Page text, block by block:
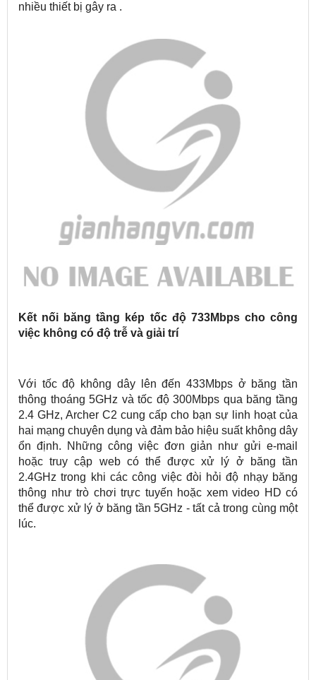
nhiều thiết bị gây ra .
Kết nối băng tầng kép tốc độ 733Mbps cho công
việc không có độ trễ và giải trí
Với tốc độ không dây lên đến 433Mbps ở băng tần
thông thoáng 5GHz và tốc độ 300Mbps qua băng tầng
2.4 GHz, Archer C2 cung cấp cho bạn sự linh hoạt của
hai mạng chuyên dụng và đảm bảo hiệu suất không dây
ổn định. Những công việc đơn giản như gửi e-mail
hoặc truy cập web có thể được xử lý ở băng tần
2.4GHz trong khi các công việc đòi hỏi độ nhạy băng
thông như trò chơi trực tuyến hoặc xem video HD có
thể được xử lý ở băng tần 5GHz - tất cả trong cùng một
lúc.